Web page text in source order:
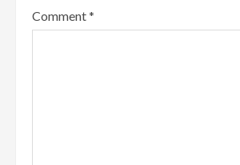
Comment*